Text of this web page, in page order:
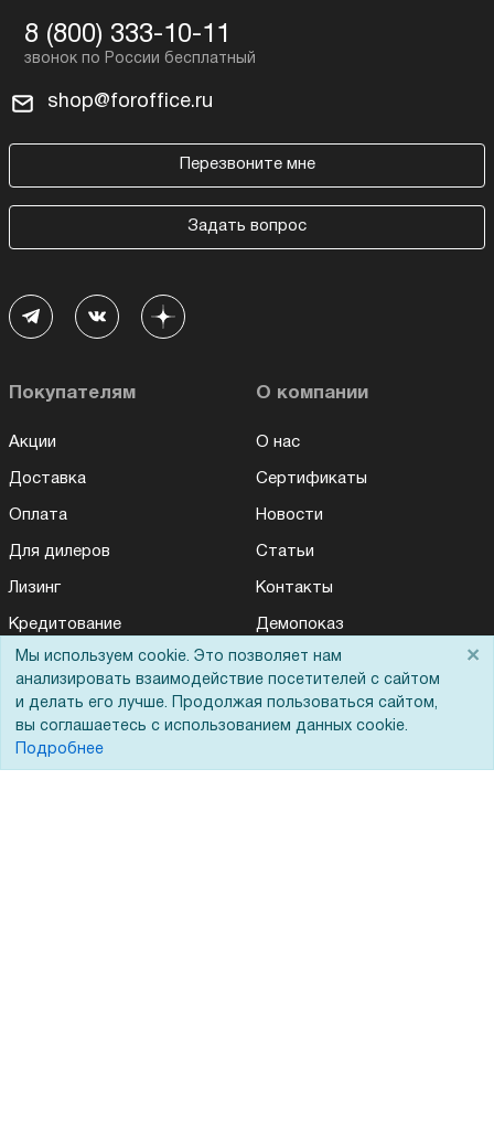
8 (800) 333-10-11
shop@foroffice.ru
Перезвоните мне
Задать вопрос
Покупателям
Акции
Доставка
Оплата
Для дилеров
Лизинг
Кредитование
Госучреждениям
Тендеры
Бренды
ЭДО
О компании
О нас
Сертификаты
Новости
Статьи
Контакты
Демопоказ
Мы используем cookie. Это позволяет нам
анализировать взаимодействие посетителей с сайтом
и делать его лучше. Продолжая пользоваться сайтом,
вы соглашаетесь с использованием данных cookie.
Подробнее
×